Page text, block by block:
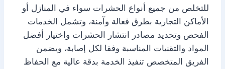
للتخلص من جميع أنواع الحشرات سواء في المنازل أو
الأماكن التجارية بطرق فعالة وآمنة، وتشمل الخدمات
الفحص وتحديد مصادر انتشار الحشرات واختيار أفضل
المواد والتقنيات المناسبة وفقا لكل إصابة، ويضمن
الفريق المتخصص تنفيذ الخدمة بدقة عالية مع الحفاظ